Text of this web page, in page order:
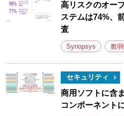
高リスクのオー
ステムは74%、
査
Synopsys 脆
セキュリティ
商用ソフトに含
コンポーネント